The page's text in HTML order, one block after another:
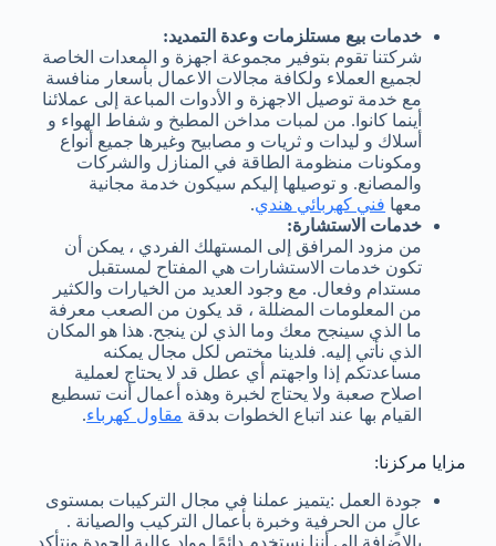
خدمات بيع مستلزمات وعدة التمديد:
شركتنا تقوم بتوفير مجموعة اجهزة و المعدات الخاصة
لجميع العملاء ولكافة مجالات الاعمال بأسعار منافسة
مع خدمة توصيل الاجهزة و الأدوات المباعة إلى عملائنا
أينما كانوا. من لمبات مداخن المطبخ و شفاط الهواء و
أسلاك و ليدات و ثريات و مصابيح وغيرها جميع أنواع
ومكونات منظومة الطاقة في المنازل والشركات
والمصانع. و توصيلها إليكم سيكون خدمة مجانية
معها فني كهربائي هندي.
خدمات الاستشارة:
من مزود المرافق إلى المستهلك الفردي ، يمكن أن
تكون خدمات الاستشارات هي المفتاح لمستقبل
مستدام وفعال. مع وجود العديد من الخيارات والكثير
من المعلومات المضللة ، قد يكون من الصعب معرفة
ما الذي سينجح معك وما الذي لن ينجح. هذا هو المكان
الذي نأتي إليه. فلدينا مختص لكل مجال يمكنه
مساعدتكم إذا واجهتم أي عطل قد لا يحتاج لعملية
اصلاح صعبة ولا يحتاج لخبرة وهذه أعمال أنت تسطيع
القيام بها عند اتباع الخطوات بدقة مقاول كهرباء.
مزايا مركزنا:
جودة العمل :يتميز عملنا في مجال التركيبات بمستوى
عالٍ من الحرفية وخبرة بأعمال التركيب والصيانة .